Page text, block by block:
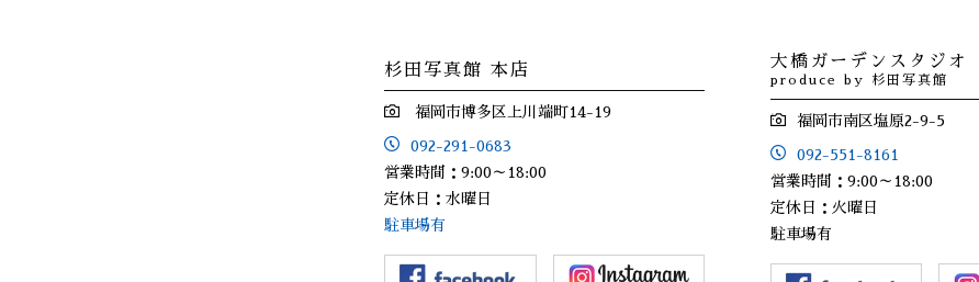
杉田写真館 本店
福岡市博多区上川端町14-19
092-291-0683
営業時間：9:00～18:00
定休日：水曜日
駐車場有
大橋ガーデンスタジオ
produce by 杉田写真館
福岡市南区塩原2-9-5
092-551-8161
営業時間：9:00～18:00
定休日：火曜日
駐車場有